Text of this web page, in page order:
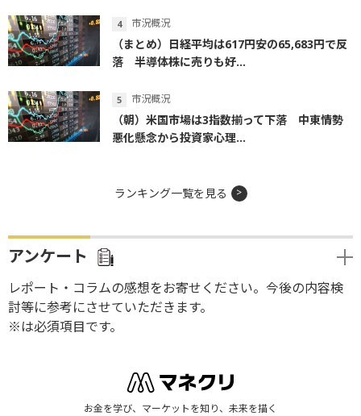
市況概況
（まとめ）日経平均は617円安の65,683円で反
落 半導体株に売りも好...
市況概況
（朝）米国市場は3指数揃って下落 中東情勢
悪化懸念から投資家心理...
ランキング一覧を見る
アンケート
レポート・コラムの感想をお寄せください。今後の内容検
討等に参考にさせていただきます。
※は必須項目です。
お金を学び、マーケットを知り、未来を描く